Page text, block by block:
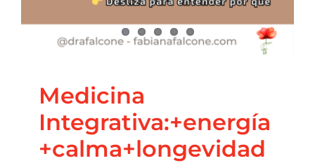
Medicina
Integrativa:+energía
+calma+longevidad